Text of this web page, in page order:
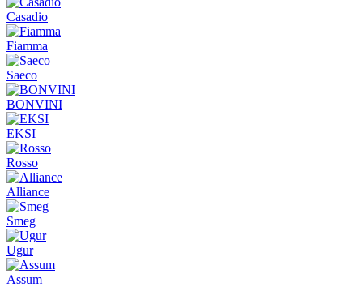
Casadio
Fiamma
Saeco
BONVINI
EKSI
Rosso
Alliance
Smeg
Ugur
Assum